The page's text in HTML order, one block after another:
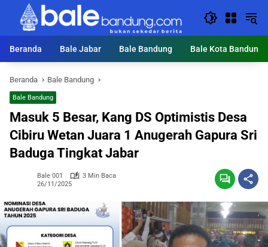
Langsung
konten
Beranda
Bale Jabar Bale Bandung Bale Kota Bandung
Beranda Bale Bandung
Bale Bandung
Masuk 5 Besar, Kang DS Optimistis Desa
Cibiru Wetan Juara 1 Anugerah Gapura Sri
Baduga Tingkat Jabar
Bale 001
3 Min Baca
26/11/2025